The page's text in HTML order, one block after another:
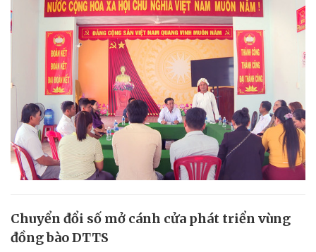
Chuyển đổi số mở cánh cửa phát triển vùng
đồng bào DTTS